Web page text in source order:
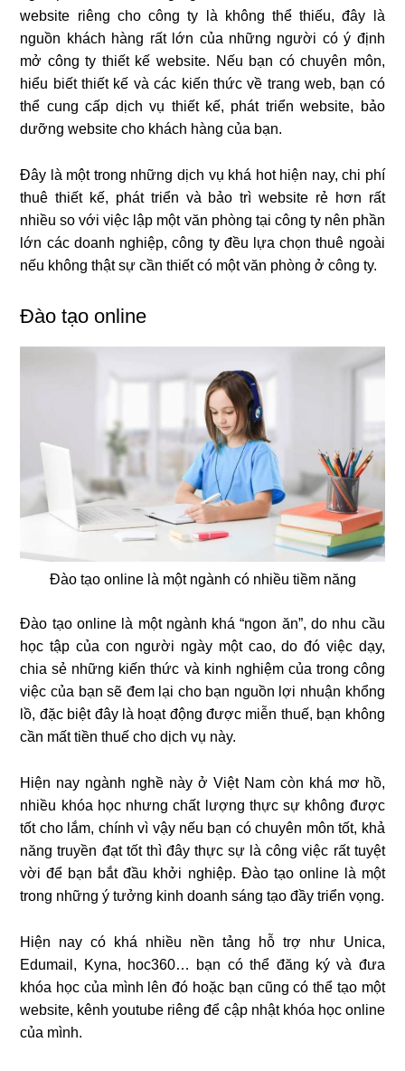
website riêng cho công ty là không thể thiếu, đây là
nguồn khách hàng rất lớn của những người có ý định
mở công ty thiết kế website. Nếu bạn có chuyên môn,
hiểu biết thiết kế và các kiến thức về trang web, bạn có
thể cung cấp dịch vụ thiết kế, phát triển website, bảo
dưỡng website cho khách hàng của bạn.
Đây là một trong những dịch vụ khá hot hiện nay, chi phí
thuê thiết kế, phát triển và bảo trì website rẻ hơn rất
nhiều so với việc lập một văn phòng tại công ty nên phần
lớn các doanh nghiệp, công ty đều lựa chọn thuê ngoài
nếu không thật sự cần thiết có một văn phòng ở công ty.
Đào tạo online
Đào tạo online là một ngành có nhiều tiềm năng
Đào tạo online là một ngành khá “ngon ăn”, do nhu cầu
học tập của con người ngày một cao, do đó việc dạy,
chia sẻ những kiến thức và kinh nghiệm của trong công
việc của bạn sẽ đem lại cho bạn nguồn lợi nhuận khổng
lồ, đặc biệt đây là hoạt động được miễn thuế, bạn không
cần mất tiền thuế cho dịch vụ này.
Hiện nay ngành nghề này ở Việt Nam còn khá mơ hồ,
nhiều khóa học nhưng chất lượng thực sự không được
tốt cho lắm, chính vì vậy nếu bạn có chuyên môn tốt, khả
năng truyền đạt tốt thì đây thực sự là công việc rất tuyệt
vời để bạn bắt đầu khởi nghiệp. Đào tạo online là một
trong những ý tưởng kinh doanh sáng tạo đầy triển vọng.
Hiện nay có khá nhiều nền tảng hỗ trợ như Unica,
Edumail, Kyna, hoc360… bạn có thể đăng ký và đưa
khóa học của mình lên đó hoặc bạn cũng có thể tạo một
website, kênh youtube riêng để cập nhật khóa học online
của mình.